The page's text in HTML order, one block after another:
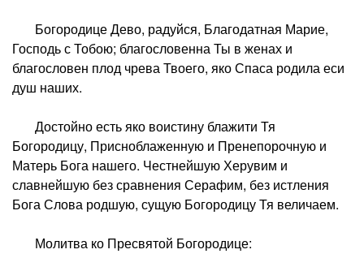
Богородице Дево, радуйся, Благодатная Марие,
Господь с Тобою; благословенна Ты в женах и
благословен плод чрева Твоего, яко Спаса родила еси
душ наших.
Достойно есть яко воистину блажити Тя
Богородицу, Присноблаженную и Пренепорочную и
Матерь Бога нашего. Честнейшую Херувим и
славнейшую без сравнения Серафим, без истления
Бога Слова родшую, сущую Богородицу Тя величаем.
Молитва ко Пресвятой Богородице: